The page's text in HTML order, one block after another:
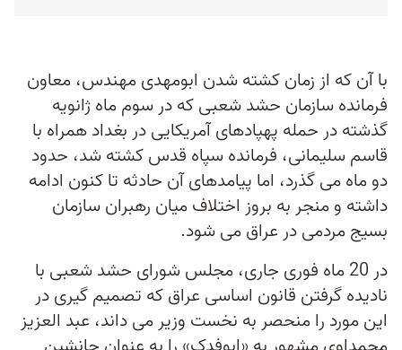
با آن که از زمان کشته شدن ابومهدی مهندس، معاون
فرمانده سازمان حشد شعبی که در سوم ماه ژانویه
گذشته در حمله پهپادهای آمریکایی در بغداد همراه با
قاسم سلیمانی، فرمانده سپاه قدس کشته شد، حدود
دو ماه می گذرد، اما پیامدهای آن حادثه تا کنون ادامه
داشته و منجر به بروز اختلاف میان رهبران سازمان
بسیج مردمی در عراق می شود.
در 20 ماه فوری جاری، مجلس شورای حشد شعبی با
نادیده گرفتن قانون اساسی عراق که تصمیم گیری در
این مورد را منحصر به نخست وزیر می داند، عبد العزیز